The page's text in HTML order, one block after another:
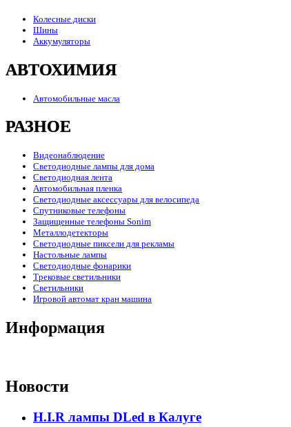
Колесные диски
Шины
Аккумуляторы
АВТОХИМИЯ
Автомобильные масла
РАЗНОЕ
Видеонаблюдение
Светодиодные лампы для дома
Светодиодная лента
Автомобильная пленка
Светодиодные аксессуары для велосипеда
Спутниковые телефоны
Защищенные телефоны Sonim
Металлодетекторы
Светодиодные пиксели для рекламы
Настольные лампы
Светодиодные фонарики
Трековые светильники
Светильники
Игровой автомат кран машина
Информация
Новости
H.I.R лампы DLed в Калуге